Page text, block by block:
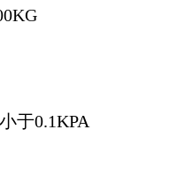
于0.1KPA